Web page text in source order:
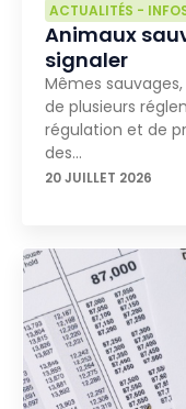
ACTUALITÉS -
Animaux
signaler
Mêmes
de plusieurs
régulation et de
des…
20 JUILLET 2026